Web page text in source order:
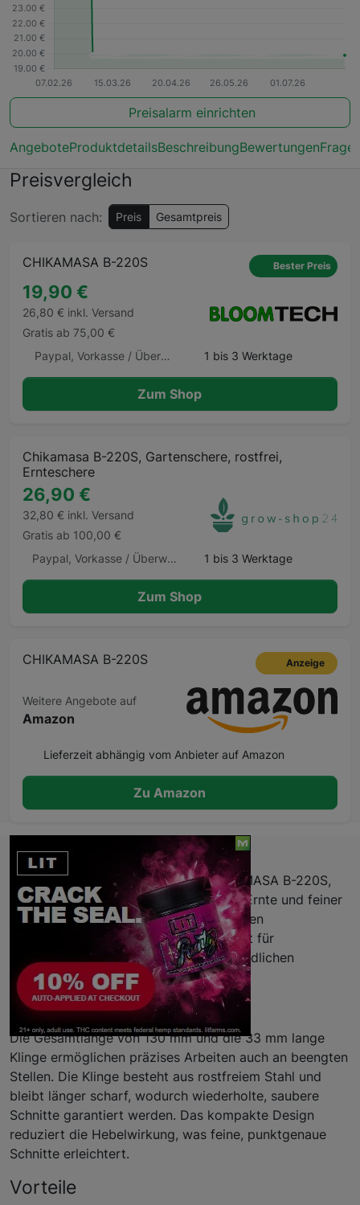
Preisalarm einrichten
AngeboteProduktdetailsBeschreibungBewertungen
Preisvergleich
Sortieren nach: Preis Gesamtpreis
CHIKAMASA B-220S Bester Preis
19,90 €
26,80 € inkl. Versand
Gratis ab 75,00 €
Paypal, Vorkasse / Überweisung, Barzahlung, Barzahlung Barzahlen.de
1 bis 3 Werktage
Zum Shop
Chikamasa B-220S, Gartenschere, rostfrei,
Ernteschere
26,90 €
32,80 € inkl. Versand
Gratis ab 100,00 €
Paypal, Vorkasse / Überweisung, Kauf auf Rechnung, Klarna Sofortüberweisung, Kreditkarte, Amazon Pay, Barzahlung Barzahlen.de
1 bis 3 Werktage
Zum Shop
CHIKAMASA B-220S Anzeige
Weitere Angebote auf
Amazon
Lieferzeit abhängig vom Anbieter auf Amazon
Zu Amazon
Beschreibung
Kompakte, präzise Ernteschere CHIKAMASA B-220S,
entwickelt für sauberes Schneiden bei Ernte und feiner
Gartenarbeit. Die Kombination aus kurzen
Abmessungen und scharfer Klinge sorgt für
kontrollierte, exakte Schnitte an empfindlichen
Pflanzen.
Eigenschaften
Die Gesamtlänge von 130 mm und die 33 mm lange
Klinge ermöglichen präzises Arbeiten auch an beengten
Stellen. Die Klinge besteht aus rostfreiem Stahl und
bleibt länger scharf, wodurch wiederholte, saubere
Schnitte garantiert werden. Das kompakte Design
reduziert die Hebelwirkung, was feine, punktgenaue
Schnitte erleichtert.
Vorteile